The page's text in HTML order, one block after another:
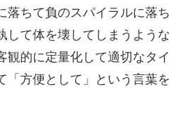
落ちて負のスパイラルに落ち
して体を壊してしまうような
観的に定量化して適切なタイ
「方便として」という言葉を